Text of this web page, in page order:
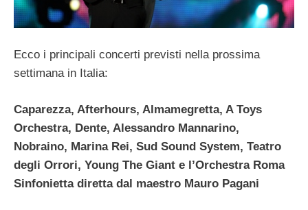
Ecco i principali concerti previsti nella prossima
settimana in Italia:
Caparezza, Afterhours, Almamegretta, A Toys
Orchestra, Dente, Alessandro Mannarino,
Nobraino, Marina Rei, Sud Sound System, Teatro
degli Orrori, Young The Giant e l’Orchestra Roma
Sinfonietta diretta dal maestro Mauro Pagani